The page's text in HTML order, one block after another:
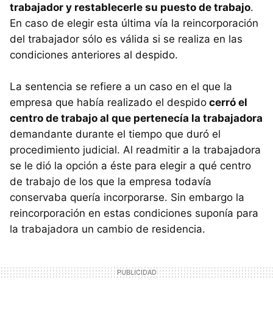
trabajador y restablecerle su puesto de trabajo.
En caso de elegir esta última vía la reincorporación
del trabajador sólo es válida si se realiza en las
condiciones anteriores al despido.
La sentencia se refiere a un caso en el que la
empresa que había realizado el despido cerró el
centro de trabajo al que pertenecía la trabajadora
demandante durante el tiempo que duró el
procedimiento judicial. Al readmitir a la trabajadora
se le dió la opción a éste para elegir a qué centro
de trabajo de los que la empresa todavía
conservaba quería incorporarse. Sin embargo la
reincorporación en estas condiciones suponía para
la trabajadora un cambio de residencia.